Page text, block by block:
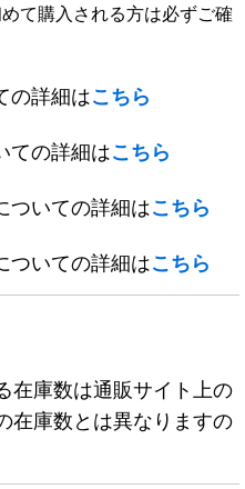
て購入される方は必ずご確
の詳細はこちら
ての詳細はこちら
ついての詳細はこちら
ついての詳細はこちら
在庫数は通販サイト上の
在庫数とは異なりますの